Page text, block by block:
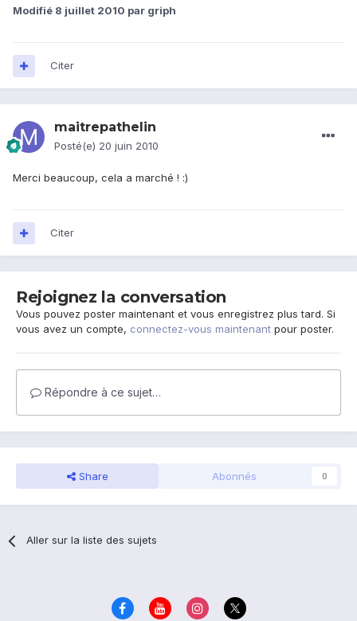
Modifié 8 juillet 2010 par griph
Citer
maitrepathelin
Posté(e) 20 juin 2010
Merci beaucoup, cela a marché ! :)
Citer
Rejoignez la conversation
Vous pouvez poster maintenant et vous enregistrez plus tard. Si
vous avez un compte, connectez-vous maintenant pour poster.
Répondre à ce sujet…
Share Abonnés 0
Aller sur la liste des sujets